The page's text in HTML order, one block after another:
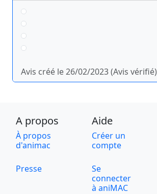
Avis créé le 26/02/2023 (Avis vérifié)
A propos Aide
À propos
d'animac
Créer un
compte
Presse
Se
connecter
à aniMAC